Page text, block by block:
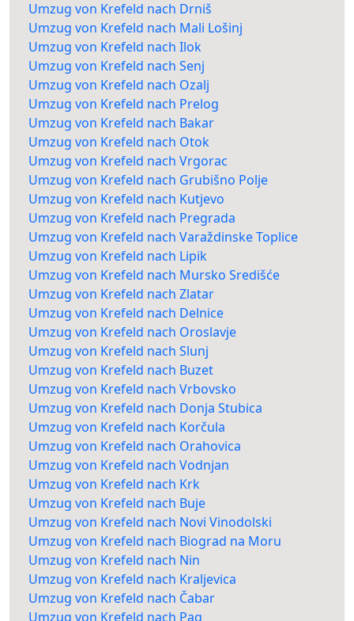
Umzug von Krefeld nach Drniš
Umzug von Krefeld nach Mali Lošinj
Umzug von Krefeld nach Ilok
Umzug von Krefeld nach Senj
Umzug von Krefeld nach Ozalj
Umzug von Krefeld nach Prelog
Umzug von Krefeld nach Bakar
Umzug von Krefeld nach Otok
Umzug von Krefeld nach Vrgorac
Umzug von Krefeld nach Grubišno Polje
Umzug von Krefeld nach Kutjevo
Umzug von Krefeld nach Pregrada
Umzug von Krefeld nach Varaždinske Toplice
Umzug von Krefeld nach Lipik
Umzug von Krefeld nach Mursko Središće
Umzug von Krefeld nach Zlatar
Umzug von Krefeld nach Delnice
Umzug von Krefeld nach Oroslavje
Umzug von Krefeld nach Slunj
Umzug von Krefeld nach Buzet
Umzug von Krefeld nach Vrbovsko
Umzug von Krefeld nach Donja Stubica
Umzug von Krefeld nach Korčula
Umzug von Krefeld nach Orahovica
Umzug von Krefeld nach Vodnjan
Umzug von Krefeld nach Krk
Umzug von Krefeld nach Buje
Umzug von Krefeld nach Novi Vinodolski
Umzug von Krefeld nach Biograd na Moru
Umzug von Krefeld nach Nin
Umzug von Krefeld nach Kraljevica
Umzug von Krefeld nach Čabar
Umzug von Krefeld nach Pag